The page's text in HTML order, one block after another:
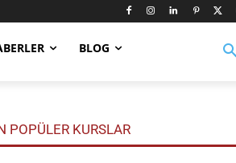
BLOG
POPÜLER KURSLAR